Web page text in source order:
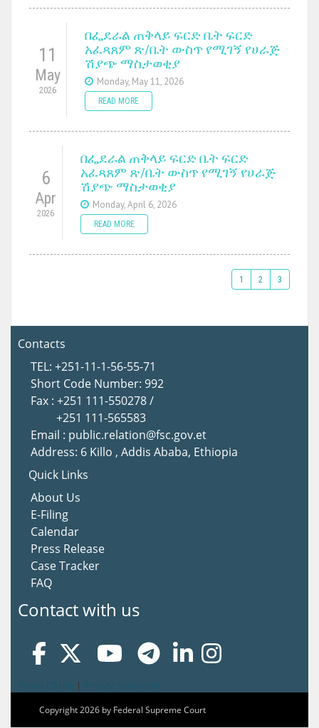
11
May
2026
በፌደራል ጠቅላይ ፍርድ ቤት ፍርድ
አፈጻጸም ጽ/ቤት ውስጥ የሚገኝ የሀራጅ
ሽያጭ ማስታወቂያ
Monday, May 11, 2026
READ MORE
6
Apr
2026
በፌደራል ጠቅላይ ፍርድ ቤት ፍርድ
አፈጻጸም ጽ/ቤት ውስጥ የሚገኝ የሀራጅ
ሽያጭ ማስታወቂያ
Monday, April 6, 2026
READ MORE
1 2 3
Contacts
TEL: +251-11-1-56-55-71
Short Code Number: 992
Fax : +251 111-550278 /
+251 111-565583
Email : public.relation@fsc.gov.et
Address: 6 Killo , Addis Ababa, Ethiopia
Quick Links
About Us
E-Filing
Calendar
Press Release
Case Tracker
FAQ
Contact with us
|
Copyright 2026 by Federal Supreme Court